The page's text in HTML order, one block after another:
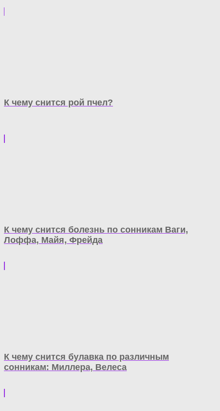
К чему снится рой пчел?
К чему снится болезнь по сонникам Ваги,
Лоффа, Майя, Фрейда
К чему снится булавка по различным
сонникам: Миллера, Велеса